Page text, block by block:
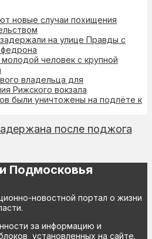
новые случаи похищения
на улице Правды с
человек с крупной
владельца для
Рижского вокзала
были уничтожены на подлёте к
после поджога
Подмосковья
новостной портал о жизни
за информацию и
установленных на сайте.